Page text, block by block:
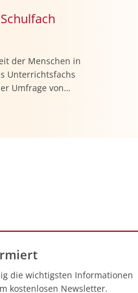
der Menschen in
Unterrichtsfachs
Umfrage von
geben sollte,
für die
die wichtigsten Informationen
kostenlosen Newsletter.